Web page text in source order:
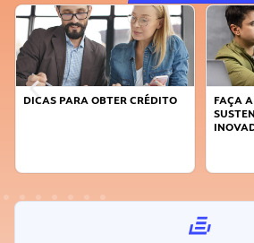
DICAS PARA OBTER CRÉDITO
FAÇA